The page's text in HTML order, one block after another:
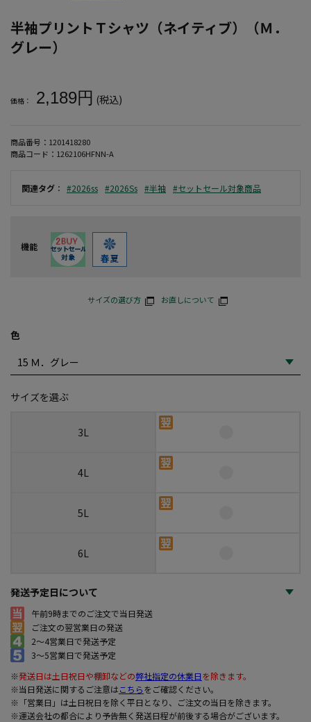
半袖プリントＴシャツ（ネイティブ）（Ｍ．
グレー）
価格： 2,189円 (税込)
商品番号： 1201418280
商品コード： 1262106HFNN-A
関連タグ ： #2026ss #2026Ss #半袖 #セットセール対象商品
機能
サイズの選び方 お直しについて
色
サイズを選ぶ
3L
4L
5L
6L
発送予定日について
午前9時までのご注文で当日発送
ご注文の翌営業日の発送
2～4営業日で発送予定
3～5営業日で発送予定
※発送日は土日祝日や棚卸などの弊社指定の休業日を除きます。
※当日発送に関するご注意はこちらをご確認ください。
※「営業日」は土日祝日を除く平日となり、ご注文の当日を除きます。
※運送会社の都合により予告無く発送日程が前後する場合がございます。